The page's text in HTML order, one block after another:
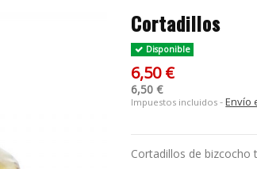
Cortadillos
Disponible
6,50 €
6,50 €
Impuestos incluidos Envío
Cortadillos de bizcocho